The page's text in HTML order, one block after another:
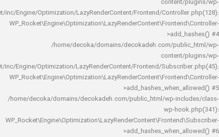
rocket/inc/Engine/Optimization/LazyRenderContent/Frontend/
/home/decoka/domains/decokadeh.com/
rocket/inc/Engine/Optimization/LazyRenderContent/Frontend/
/home/decoka/domains/decokadeh.com/public_html/wp-
wp-